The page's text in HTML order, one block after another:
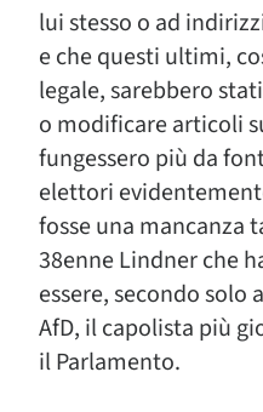
lui stesso o ad
e che questi ultimi,
legale, sarebbero
o modificare articoli
fungessero più da
elettori
fosse una mancanza
38enne Lindner che
essere, secondo solo
AfD, il capolista più
il Parlamento.